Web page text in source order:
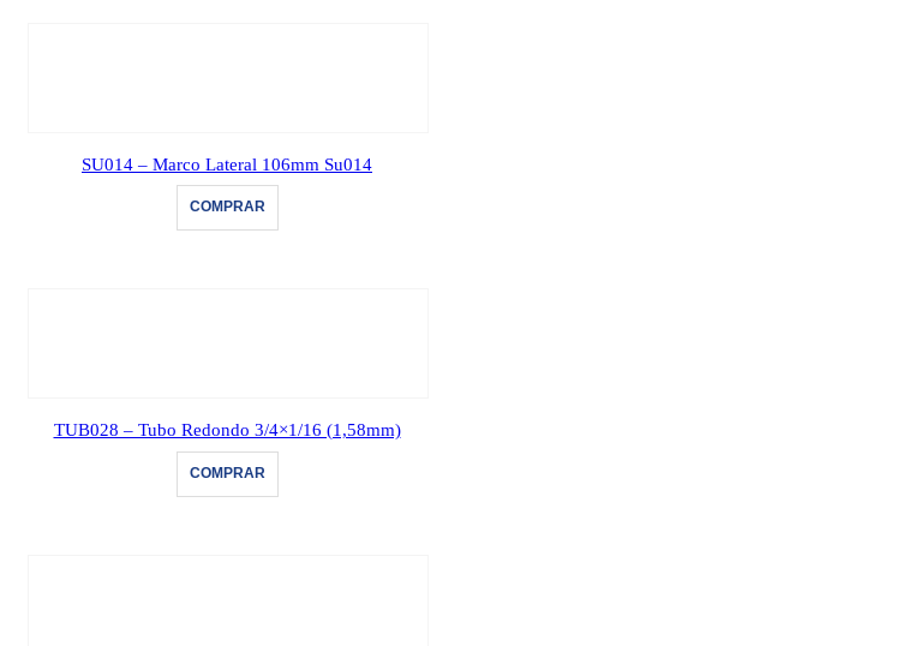
SU014 – Marco Lateral 106mm Su014
COMPRAR
TUB028 – Tubo Redondo 3/4×1/16 (1,58mm)
COMPRAR